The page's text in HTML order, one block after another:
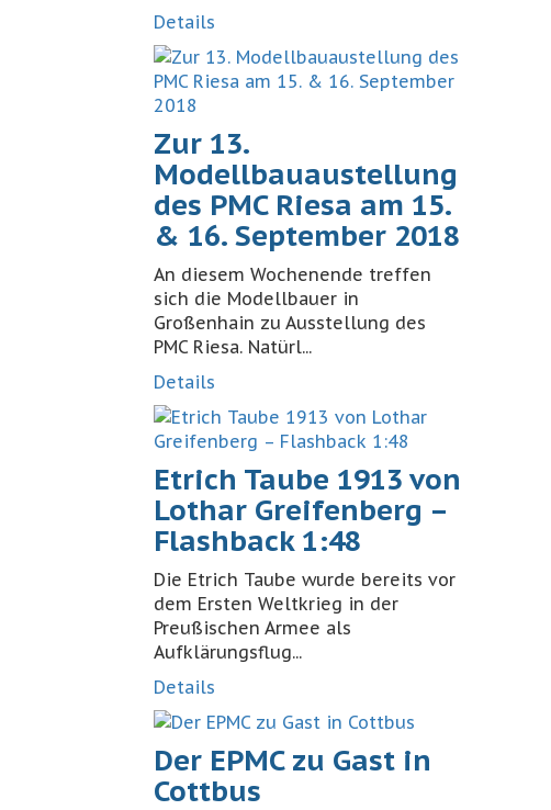
Details
Zur 13.
Modellbauaustellung
des PMC Riesa am 15.
& 16. September 2018
An diesem Wochenende treffen
sich die Modellbauer in
Großenhain zu Ausstellung des
PMC Riesa. Natürl...
Details
Etrich Taube 1913 von
Lothar Greifenberg –
Flashback 1:48
Die Etrich Taube wurde bereits vor
dem Ersten Weltkrieg in der
Preußischen Armee als
Aufklärungsflug...
Details
Der EPMC zu Gast in
Cottbus